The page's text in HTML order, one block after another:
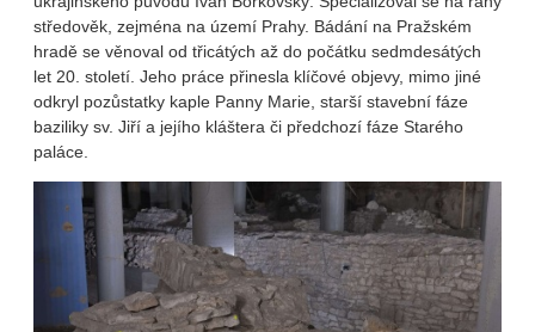
středověk, zejména na území Prahy. Bádání na Pražském
hradě se věnoval od třicátých až do počátku sedmdesátých
let 20. století. Jeho práce přinesla klíčové objevy, mimo jiné
odkryl pozůstatky kaple Panny Marie, starší stavební fáze
baziliky sv. Jiří a jejího kláštera či předchozí fáze Starého
paláce.